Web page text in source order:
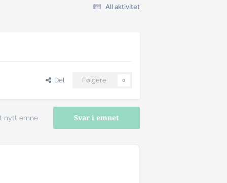
All aktivitet
Del Følgere 0
Svar i emnet
nytt emne